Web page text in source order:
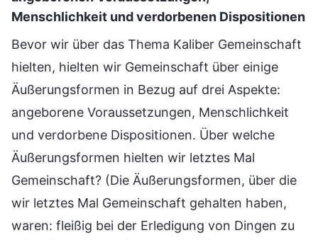
Menschlichkeit und verdorbenen Dispositionen
Bevor wir über das Thema Kaliber Gemeinschaft
hielten, hielten wir Gemeinschaft über einige
Äußerungsformen in Bezug auf drei Aspekte:
angeborene Voraussetzungen, Menschlichkeit
und verdorbene Dispositionen. Über welche
Äußerungsformen hielten wir letztes Mal
Gemeinschaft? (Die Äußerungsformen, über die
wir letztes Mal Gemeinschaft gehalten haben,
waren: fleißig bei der Erledigung von Dingen zu